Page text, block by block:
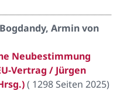
Armin von
Neubestimmung
Vertrag / Jürgen
( 1298 Seiten 2025)